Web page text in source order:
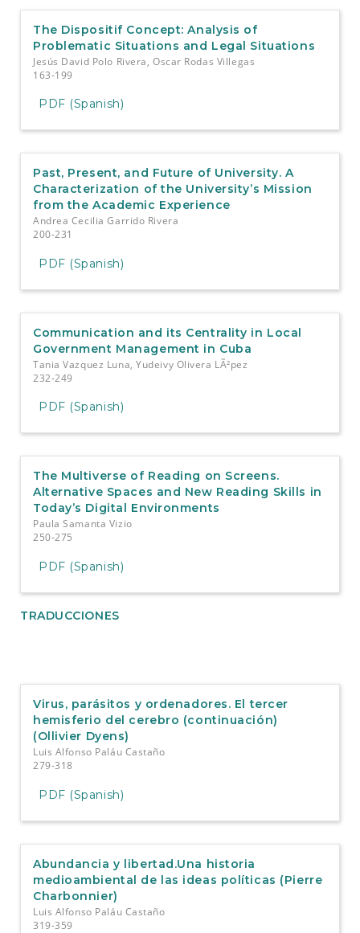
The Dispositif Concept: Analysis of
Problematic Situations and Legal Situations
Jesús David Polo Rivera, Oscar Rodas Villegas
163-199
PDF (Spanish)
Past, Present, and Future of University. A
Characterization of the University’s Mission
from the Academic Experience
Andrea Cecilia Garrido Rivera
200-231
PDF (Spanish)
Communication and its Centrality in Local
Government Management in Cuba
Tania Vazquez Luna, Yudeivy Olivera LÃ²pez
232-249
PDF (Spanish)
The Multiverse of Reading on Screens.
Alternative Spaces and New Reading Skills in
Today’s Digital Environments
Paula Samanta Vizio
250-275
PDF (Spanish)
TRADUCCIONES
Virus, parásitos y ordenadores. El tercer
hemisferio del cerebro (continuación)
(Ollivier Dyens)
Luis Alfonso Paláu Castaño
279-318
PDF (Spanish)
Abundancia y libertad.Una historia
medioambiental de las ideas políticas (Pierre
Charbonnier)
Luis Alfonso Paláu Castaño
319-359